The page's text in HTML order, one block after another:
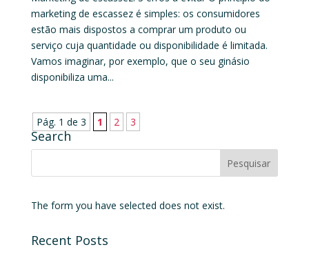
marketing de escassez é simples: os consumidores
estão mais dispostos a comprar um produto ou
serviço cuja quantidade ou disponibilidade é limitada.
Vamos imaginar, por exemplo, que o seu ginásio
disponibiliza uma...
Pág. 1 de 3 1 2 3
Search
The form you have selected does not exist.
Recent Posts